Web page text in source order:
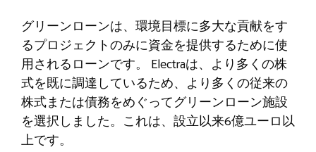
グリーンローンは、環境目標に多大な貢献をす
るプロジェクトのみに資金を提供するために使
用されるローンです。 Electraは、より多くの株
式を既に調達しているため、より多くの従来の
株式または債務をめぐってグリーンローン施設
を選択しました。これは、設立以来6億ユーロ以
上です。